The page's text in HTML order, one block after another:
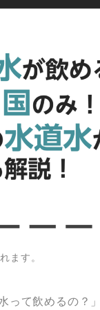
ます。
って飲めるの？